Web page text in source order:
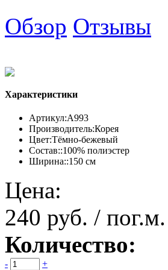
Обзор Отзывы
Характеристики
Артикул:А993
Производитель:Корея
Цвет:Тёмно-бежевый
Состав::100% полиэстер
Ширина::150 см
Цена:
240 руб. / пог.м.
Количество:
- +